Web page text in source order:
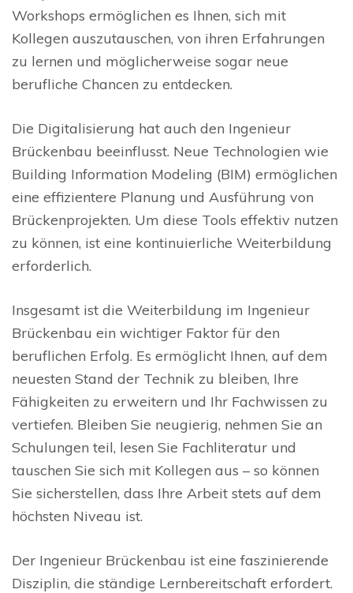
Workshops ermöglichen es Ihnen, sich mit
Kollegen auszutauschen, von ihren Erfahrungen
zu lernen und möglicherweise sogar neue
berufliche Chancen zu entdecken.
Die Digitalisierung hat auch den Ingenieur
Brückenbau beeinflusst. Neue Technologien wie
Building Information Modeling (BIM) ermöglichen
eine effizientere Planung und Ausführung von
Brückenprojekten. Um diese Tools effektiv nutzen
zu können, ist eine kontinuierliche Weiterbildung
erforderlich.
Insgesamt ist die Weiterbildung im Ingenieur
Brückenbau ein wichtiger Faktor für den
beruflichen Erfolg. Es ermöglicht Ihnen, auf dem
neuesten Stand der Technik zu bleiben, Ihre
Fähigkeiten zu erweitern und Ihr Fachwissen zu
vertiefen. Bleiben Sie neugierig, nehmen Sie an
Schulungen teil, lesen Sie Fachliteratur und
tauschen Sie sich mit Kollegen aus – so können
Sie sicherstellen, dass Ihre Arbeit stets auf dem
höchsten Niveau ist.
Der Ingenieur Brückenbau ist eine faszinierende
Disziplin, die ständige Lernbereitschaft erfordert.